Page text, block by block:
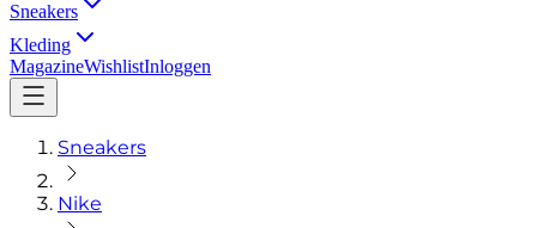
Sneakers
Kleding
MagazineWishlistInloggen
Sneakers
Nike